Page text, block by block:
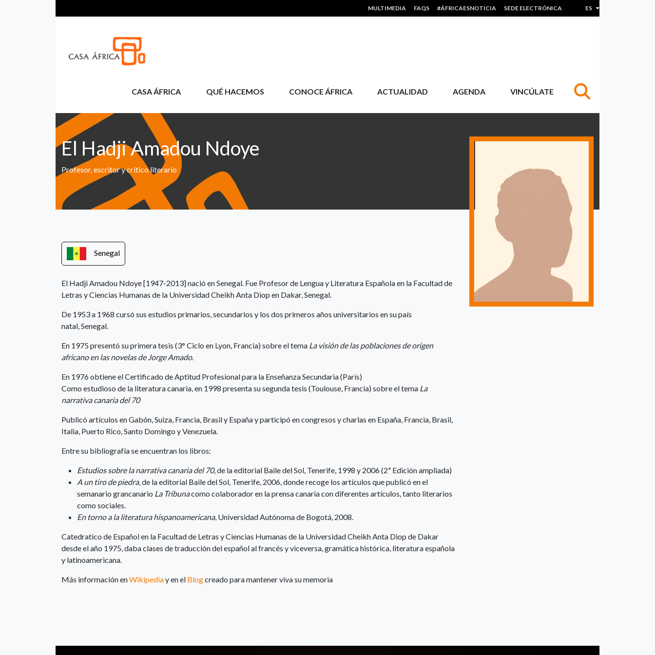
HEADER MENU
MULTIMEDIA FAQS #ÁFRICAESNOTICIA SEDE ELECTRÓNICA ES Lista adicional de
CASA ÁFRICA QUÉ HACEMOS CONOCE ÁFRICA ACTUALIDAD AGENDA VINCÚLATE
El Hadji Amadou Ndoye
Profesor, escritor y crítico literario
Senegal
El Hadji Amadou Ndoye [1947-2013] nació en Senegal. Fue Profesor de Lengua y Literatura Española en la Facultad de
Letras y Ciencias Humanas de la Universidad Cheikh Anta Diop en Dakar, Senegal.
De 1953 a 1968 cursó sus estudios primarios, secundarios y los dos primeros años universitarios en su país
natal, Senegal.
En 1975 presentó su primera tesis (3° Ciclo en Lyon, Francia) sobre el tema La visión de las poblaciones de origen
africano en las novelas de Jorge Amado.
En 1976 obtiene el Certificado de Aptitud Profesional para la Enseñanza Secundaria (París)
Como estudioso de la literatura canaria, en 1998 presenta su segunda tesis (Toulouse, Francia) sobre el tema La
narrativa canaria del 70
Publicó artículos en Gabón, Suiza, Francia, Brasil y España y participó en congresos y charlas en España, Francia, Brasil,
Italia, Puerto Rico, Santo Domingo y Venezuela.
Entre su bibliografía se encuentran los libros:
Estudios sobre la narrativa canaria del 70, de la editorial Baile del Sol, Tenerife, 1998 y 2006 (2ª Edición ampliada)
A un tiro de piedra, de la editorial Baile del Sol, Tenerife, 2006, donde recoge los artículos que publicó en el
semanario grancanario La Tribunacomo colaborador en la prensa canaria con diferentes artículos, tanto literarios
como sociales.
En torno a la literatura hispanoamericana, Universidad Autónoma de Bogotá, 2008.
Catedratico de Español en la Facultad de Letras y Ciencias Humanas de la Universidad Cheikh Anta Diop de Dakar
desde el año 1975, daba clases de traducción del español al francés y viceversa, gramática histórica, literatura española
y latinoamericana.
Más información enWikipediay en el Blogcreado para mantener viva su memoria